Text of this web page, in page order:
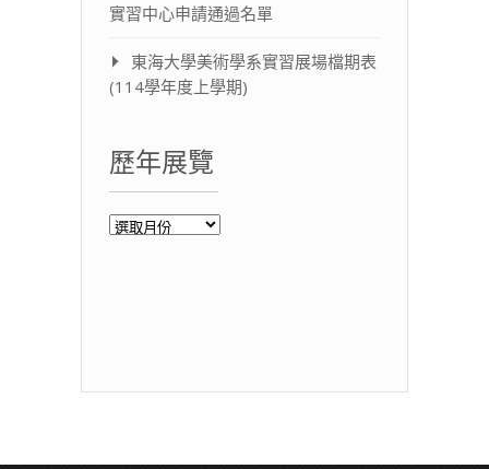
實習中心申請通過名單
東海大學美術學系實習展場檔期表
(114學年度上學期)
歷年展覽
歷